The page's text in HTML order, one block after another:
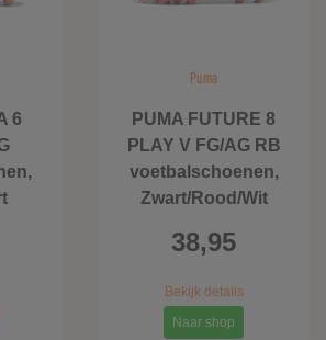
6
Puma
PUMA FUTURE 8
PLAY V FG/AG RB
voetbalschoenen,
Zwart/Rood/Wit
38,95
Bekijk details
Naar shop